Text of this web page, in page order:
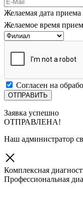
Желаемая дата приема
Желаемое время
Согласен на
Заявка успешно
ОТПРАВЛЕНА!
Наш администратор
Комплексная
Профессиональная